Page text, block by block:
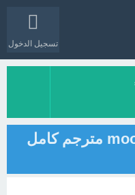
تسجيل الدخول
رابط مسلسل moon knight مترجم كامل